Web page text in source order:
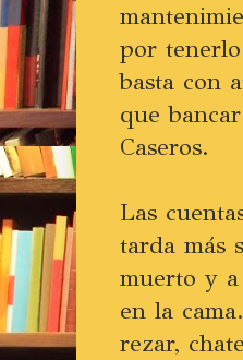
por
basta con
que
Caseros.
Las
tarda más
muerto y
en la
rezar,